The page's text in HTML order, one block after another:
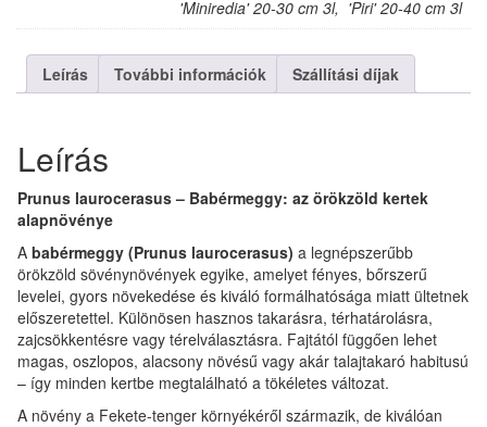
'Miniredia' 20-30 cm 3l, 'Piri' 20-40 cm 3l
Leírás További információk Szállítási díjak
Leírás
Prunus laurocerasus – Babérmeggy: az örökzöld kertek
alapnövénye
A babérmeggy (Prunus laurocerasus) a legnépszerűbb
örökzöld sövénynövények egyike, amelyet fényes, bőrszerű
levelei, gyors növekedése és kiváló formálhatósága miatt ültetnek
előszeretettel. Különösen hasznos takarásra, térhatárolásra,
zajcsökkentésre vagy térelválasztásra. Fajtától függően lehet
magas, oszlopos, alacsony növésű vagy akár talajtakaró habitusú
– így minden kertbe megtalálható a tökéletes változat.
A növény a Fekete-tenger környékéről származik, de kiválóan